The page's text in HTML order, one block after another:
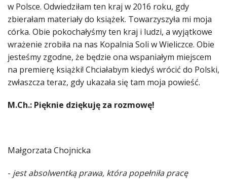
w Polsce. Odwiedziłam ten kraj w 2016 roku, gdy
zbierałam materiały do książek. Towarzyszyła mi moja
córka. Obie pokochałyśmy ten kraj i ludzi, a wyjątkowe
wrażenie zrobiła na nas Kopalnia Soli w Wieliczce. Obie
jesteśmy zgodne, że będzie ona wspaniałym miejscem
na premierę książki! Chciałabym kiedyś wrócić do Polski,
zwłaszcza teraz, gdy ukazała się tam moja powieść.
M.Ch.: Pięknie dziękuję za rozmowę!
Małgorzata Chojnicka
- jest absolwentką prawa, która popełniła pracę